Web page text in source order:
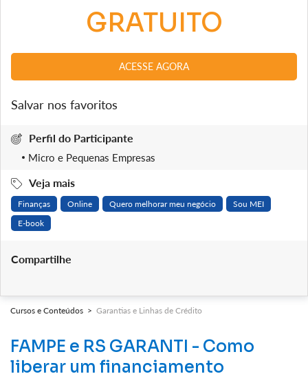
Cursos e Conteúdos > Garantias e Linhas de Crédito
FAMPE e RS GARANTI - Como
liberar um financiamento
GRATUITO
ACESSE AGORA
Salvar nos favoritos
Perfil do Participante
Micro e Pequenas Empresas
Veja mais
Finanças Online Quero melhorar meu negócio
Sou MEI
E-book
Compartilhe